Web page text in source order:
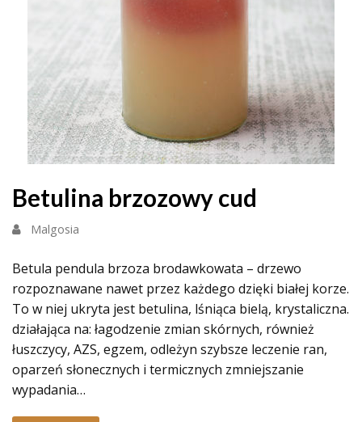
Betulina brzozowy cud
Malgosia
Betula pendula brzoza brodawkowata – drzewo
rozpoznawane nawet przez każdego dzięki białej korze.
To w niej ukryta jest betulina, lśniąca bielą, krystaliczna.
działająca na: łagodzenie zmian skórnych, również
łuszczycy, AZS, egzem, odleżyn szybsze leczenie ran,
oparzeń słonecznych i termicznych zmniejszanie
wypadania…